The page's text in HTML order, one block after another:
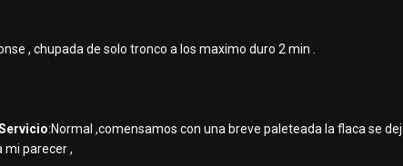
, chupada de solo tronco a los maximo duro 2 min .
:Normal ,comensamos con una breve paleteada la flaca se
mi parecer ,